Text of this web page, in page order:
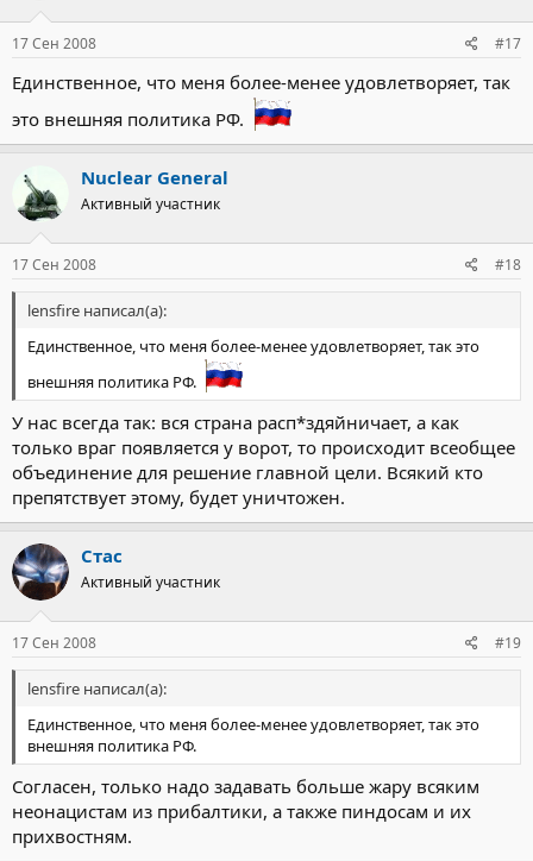
17 Сен 2008 #17
Единственное, что меня более-менее удовлетворяет, так
это внешняя политика РФ.
Nuclear General
Активный участник
17 Сен 2008 #18
lensfire написал(а):
Единственное, что меня более-менее удовлетворяет, так это
внешняя политика РФ.
У нас всегда так: вся страна расп*здяйничает, а как
только враг появляется у ворот, то происходит всеобщее
объединение для решение главной цели. Всякий кто
препятствует этому, будет уничтожен.
Стас
Активный участник
17 Сен 2008 #19
lensfire написал(а):
Единственное, что меня более-менее удовлетворяет, так это
внешняя политика РФ.
Согласен, только надо задавать больше жару всяким
неонацистам из прибалтики, а также пиндосам и их
прихвостням.